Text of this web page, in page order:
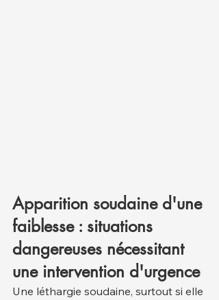
Apparition soudaine d'une
faiblesse : situations
dangereuses nécessitant
une intervention d'urgence
Une léthargie soudaine, surtout si elle